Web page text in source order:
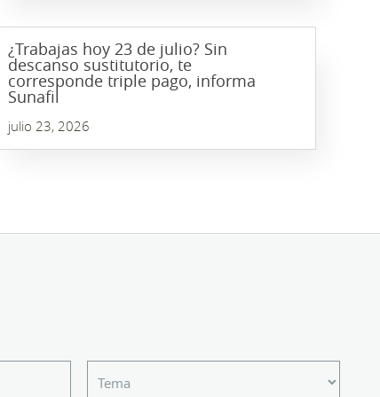
¿Trabajas hoy 23 de julio? Sin
descanso sustitutorio, te
corresponde triple pago, informa
Sunafil
julio 23, 2026